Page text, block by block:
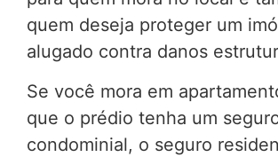
quem deseja proteger um
alugado contra danos
Se você mora em
que o prédio tenha um
condominial, o seguro